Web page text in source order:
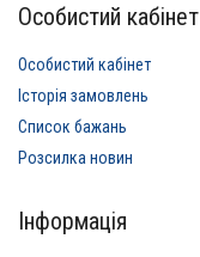
Особистий кабінет
Особистий кабінет
Історія замовлень
Список бажань
Розсилка новин
Інформація